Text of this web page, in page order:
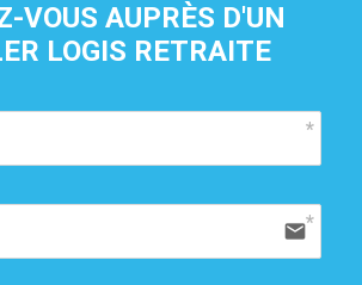
VOUS AUPRÈS D'UN
LOGIS RETRAITE
email